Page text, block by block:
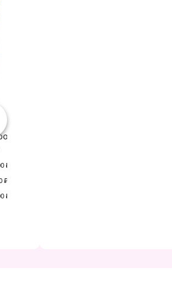
в
₽
₽
₽